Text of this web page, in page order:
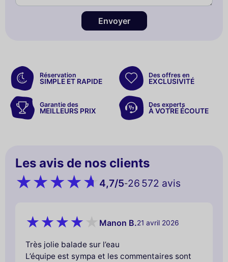
Envoyer
Réservation
SIMPLE ET RAPIDE
Des offres en
EXCLUSIVITÉ
Garantie des
MEILLEURS PRIX
Des experts
À VOTRE ÉCOUTE
Les avis de nos clients
4,7/5-26 572 avis
Manon B.21 avril 2026
Très jolie balade sur l’eau
L’équipe est sympa et les commentaires sont